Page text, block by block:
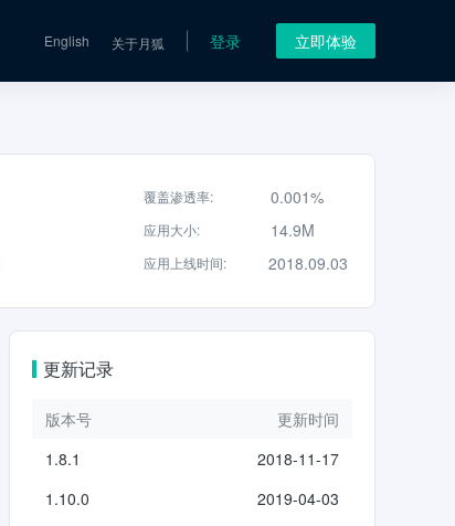
English 关于月狐 登录 立即体验
覆盖渗透率: 0.001%
应用大小: 14.9M
应用上线时间: 2018.09.03
更新记录
版本号
更新时间
1.8.1
2018-11-17
1.10.0
2019-04-03